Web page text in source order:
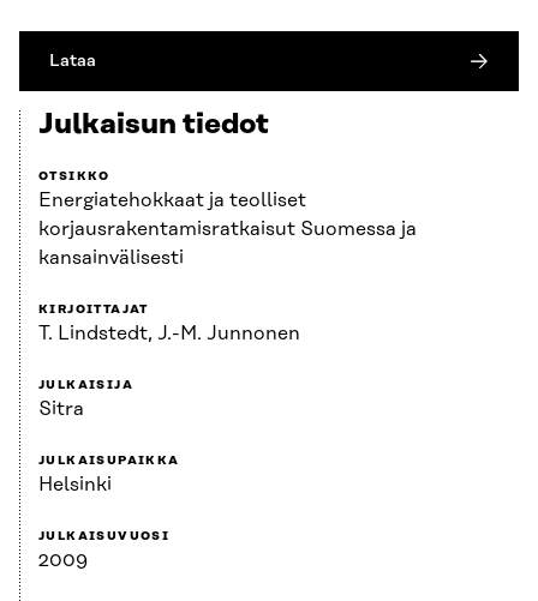
Lataa
Julkaisun tiedot
OTSIKKO
Energiatehokkaat ja teolliset
korjausrakentamisratkaisut Suomessa ja
kansainvälisesti
KIRJOITTAJAT
T. Lindstedt, J.-M. Junnonen
JULKAISIJA
Sitra
JULKAISUPAIKKA
Helsinki
JULKAISUVUOSI
2009